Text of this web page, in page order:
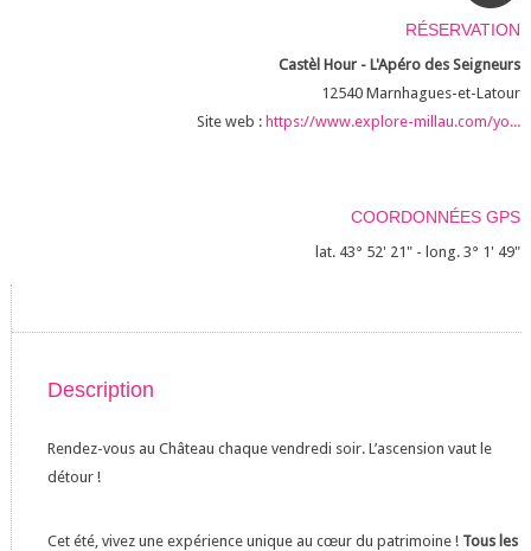
RÉSERVATION
Castèl Hour - L'Apéro des Seigneurs
12540 Marnhagues-et-Latour
Site web : https://www.explore-millau.com/yo...
COORDONNÉES GPS
lat. 43° 52' 21" - long. 3° 1' 49"
Description
Rendez-vous au Château chaque vendredi soir. L’ascension vaut le
détour !
Cet été, vivez une expérience unique au cœur du patrimoine !Tous les